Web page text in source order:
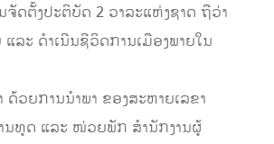
ຈັດຕັ້ງປະຕິບັດ 2 ວາລະແຫ່ງຊາດ ຖືວ່າ
ລະ ດໍາເນີນຊີວິດການເມືອງພາຍໃນ
ວຍການນໍາພາ ຂອງສະຫາຍເລຂາ
ທູດ ແລະ ໜ່ວຍພັກ ສຳນັກງານຜູ້